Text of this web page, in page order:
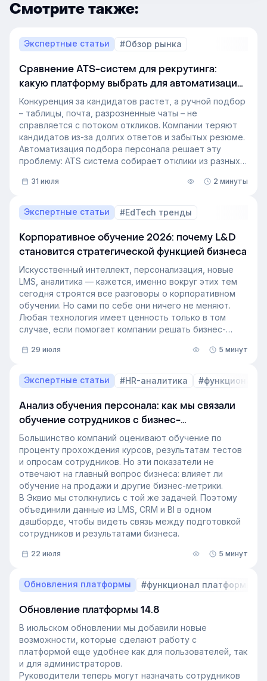
Смотрите также:
Экспертные статьи #Обзор рынка
Сравнение ATS-систем для рекрутинга:
какую платформу выбрать для автоматизации
подбора персонала
Конкуренция за кандидатов растет, а ручной подбор
– таблицы, почта, разрозненные чаты – не
справляется с потоком откликов. Компании теряют
кандидатов из-за долгих ответов и забытых резюме.
Автоматизация подбора персонала решает эту
проблему: ATS система собирает отклики из разных
снимает с рекрутера рутину. Сегодня программа для
и системного закрытия вакансий.
31 июля 2 минуты
Экспертные статьи #EdTech тренды
Корпоративное обучение 2026: почему L&D
становится стратегической функцией бизнеса
Искусственный интеллект, персонализация, новые
LMS, аналитика — кажется, именно вокруг этих тем
сегодня строятся все разговоры о корпоративном
обучении. Но сами по себе они ничего не меняют.
Любая технология имеет ценность только в том
случае, если помогает компании решать бизнес-
Сегодня бизнес интересует уже не выбор
обучение оказывает на компанию и можно ли этот
эффект измерить. Такой взгляд меняет подходы к
развитию сотрудников, требования к HR и L&D, а
также на критерии выбора LMS.
В этой статье разбираем, почему это происходит и
как эти изменения повлияют на корпоративное
обучение в ближайшие годы. Материал подготовлен
на основе интервью коммерческого директора
Эквио Леонида Бутакова для подкаста HR4People.
29 июля 5 минут
Экспертные статьи #HR-аналитика #функционал
Анализ обучения персонала: как мы связали
обучение сотрудников с бизнес-
показателями
Большинство компаний оценивают обучение по
проценту прохождения курсов, результатам тестов
и опросам сотрудников. Но эти показатели не
отвечают на главный вопрос бизнеса: влияет ли
обучение на продажи и другие бизнес-метрики.
В Эквио мы столкнулись с той же задачей. Поэтому
объединили данные из LMS, CRM и BI в одном
дашборде, чтобы видеть связь между подготовкой
сотрудников и результатами бизнеса.
22 июля 5 минут
Обновления платформы #функционал платформы
Обновление платформы 14.8
В июльском обновлении мы добавили новые
возможности, которые сделают работу с
платформой еще удобнее как для пользователей, так
и для администраторов.
Руководители теперь могут назначать сотрудников